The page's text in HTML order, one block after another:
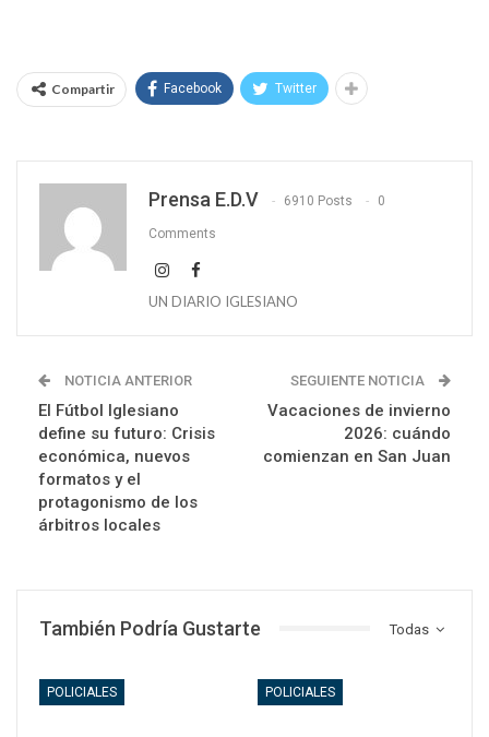
Compartir Facebook Twitter
Prensa E.D.V 6910 Posts 0
Comments
UN DIARIO IGLESIANO
NOTICIA ANTERIOR
El Fútbol Iglesiano
define su futuro: Crisis
económica, nuevos
formatos y el
protagonismo de los
árbitros locales
SEGUIENTE NOTICIA
Vacaciones de invierno
2026: cuándo
comienzan en San Juan
Todas
También Podría Gustarte
POLICIALES POLICIALES